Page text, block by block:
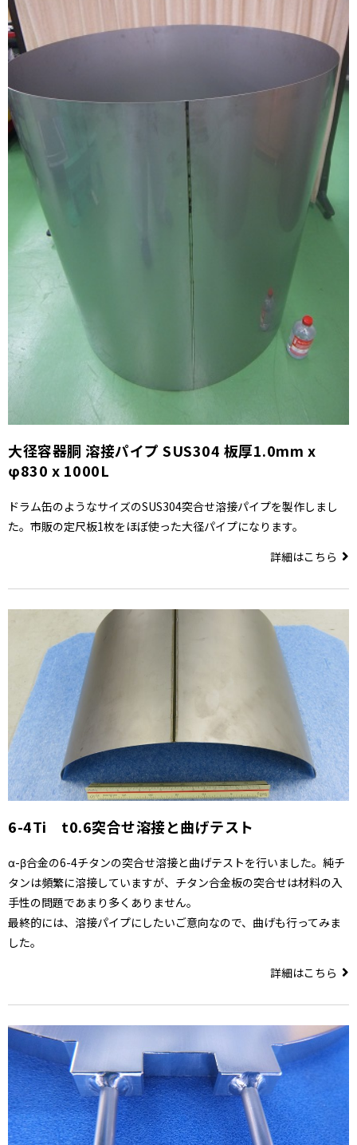
大径容器胴 溶接パイプ SUS304 板厚1.0mm x
φ830 x 1000L
ドラム缶のようなサイズのSUS304突合せ溶接パイプを製作しまし
た。市販の定尺板1枚をほぼ使った大径パイプになります。
詳細はこちら
6-4Ti t0.6突合せ溶接と曲げテスト
α-β合金の6-4チタンの突合せ溶接と曲げテストを行いました。純チ
タンは頻繁に溶接していますが、チタン合金板の突合せは材料の入
手性の問題であまり多くありません。
最終的には、溶接パイプにしたいご意向なので、曲げも行ってみま
した。
詳細はこちら